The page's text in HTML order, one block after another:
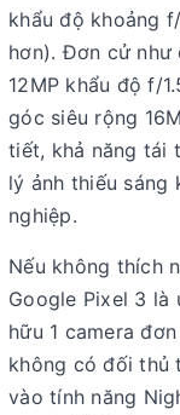
khẩu độ khoảng
hơn). Đơn cử như
12MP khẩu độ f/
góc siêu rộng
tiết, khả năng tái
lý ảnh thiếu sáng
nghiệp.
Nếu không thích
Google Pixel 3 là
hữu 1 camera
không có đối thủ
vào tính năng